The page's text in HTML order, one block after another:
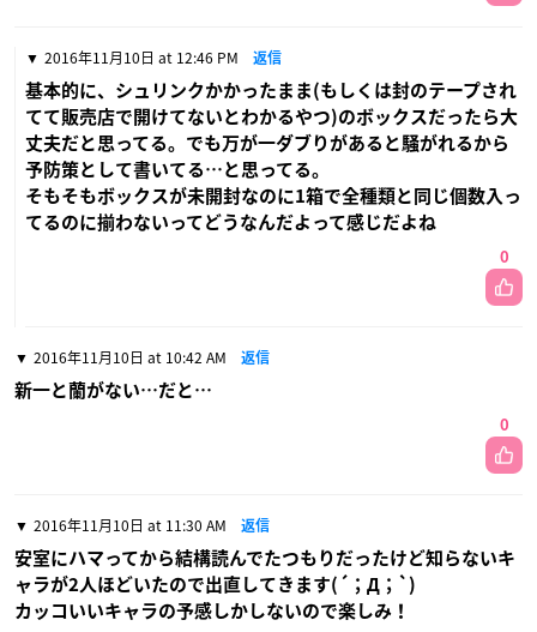
2016年11月10日 at 12:46 PM 返信
基本的に、シュリンクかかったまま(もしくは封のテープされ
てて販売店で開けてないとわかるやつ)のボックスだったら大
丈夫だと思ってる。でも万が一ダブりがあると騒がれるから
予防策として書いてる…と思ってる。
そもそもボックスが未開封なのに1箱で全種類と同じ個数入っ
てるのに揃わないってどうなんだよって感じだよね
0
2016年11月10日 at 10:42 AM 返信
新一と蘭がない…だと…
0
2016年11月10日 at 11:30 AM 返信
安室にハマってから結構読んでたつもりだったけど知らないキ
ャラが2人ほどいたので出直してきます(´；Д；`)
カッコいいキャラの予感しかしないので楽しみ！